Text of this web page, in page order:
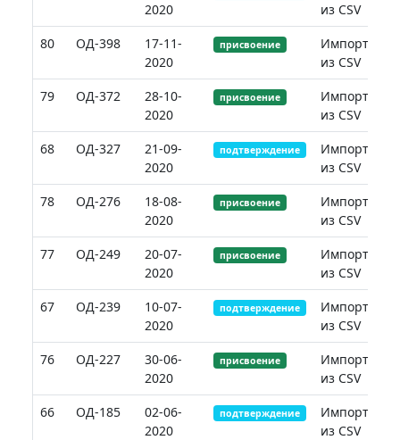
2020
из CSV
80
ОД-398
17-11-
2020
присвоение
Импорт
из CSV
79
ОД-372
28-10-
2020
присвоение
Импорт
из CSV
68
ОД-327
21-09-
2020
подтверждение
Импорт
из CSV
78
ОД-276
18-08-
2020
присвоение
Импорт
из CSV
77
ОД-249
20-07-
2020
присвоение
Импорт
из CSV
67
ОД-239
10-07-
2020
подтверждение
Импорт
из CSV
76
ОД-227
30-06-
2020
присвоение
Импорт
из CSV
66
ОД-185
02-06-
2020
подтверждение
Импорт
из CSV